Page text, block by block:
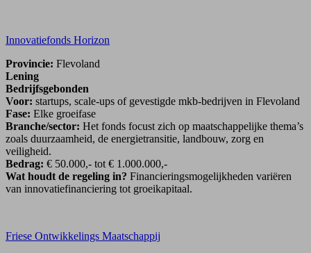
Innovatiefonds Horizon
Provincie: Flevoland
Lening
Bedrijfsgebonden
Voor: startups, scale-ups of gevestigde mkb-bedrijven in Flevoland
Fase: Elke groeifase
Branche/sector: Het fonds focust zich op maatschappelijke thema’s
zoals duurzaamheid, de energietransitie, landbouw, zorg en
veiligheid.
Bedrag: € 50.000,- tot € 1.000.000,-
Wat houdt de regeling in? Financieringsmogelijkheden variëren
van innovatiefinanciering tot groeikapitaal.
Friese Ontwikkelings Maatschappij